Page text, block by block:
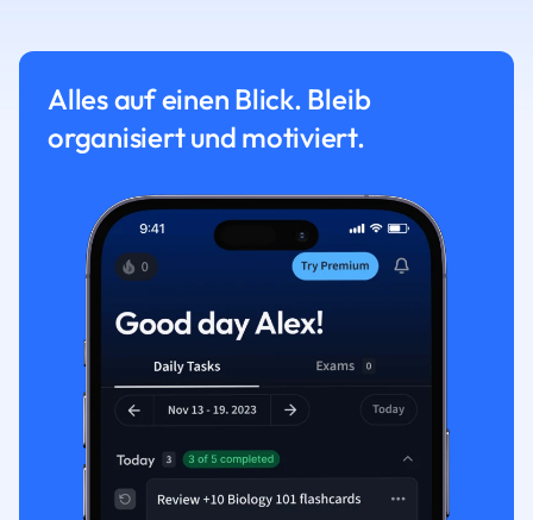
Alles auf einen Blick. Bleib
organisiert und motiviert.